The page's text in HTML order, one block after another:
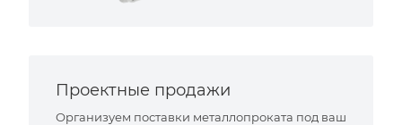
Проектные продажи
Организуем поставки металлопроката под ваш